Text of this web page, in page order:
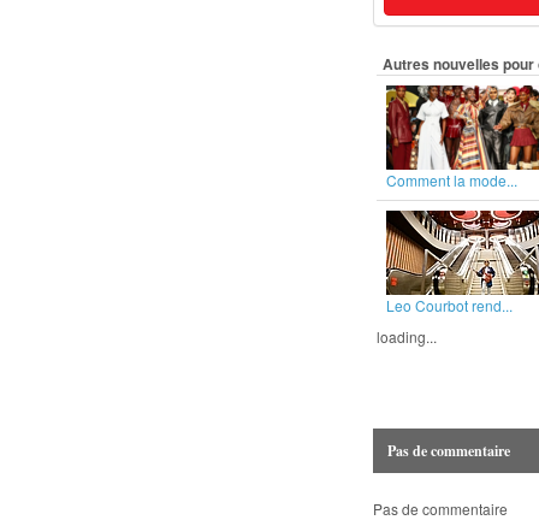
Autres nouvelles
Comment la mode...
Leo Courbot rend...
loading...
Pas de commentaire
Pas de commentaire